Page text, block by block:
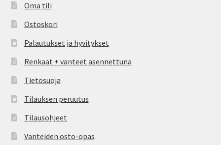
Oma tili
Ostoskori
Palautukset ja hyvitykset
Renkaat + vanteet asennettuna
Tietosuoja
Tilauksen peruutus
Tilausohjeet
Vanteiden osto-opas